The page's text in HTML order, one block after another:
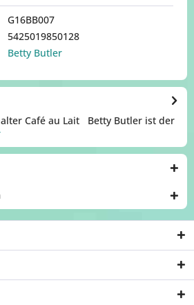
G16BB007
5425019850128
Betty Butler
Café au Lait Betty Butler ist der